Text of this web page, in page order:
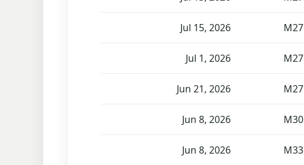
M27
Jul 15, 2026
M27
Jul 1, 2026
M27
Jun 21, 2026
M30
Jun 8, 2026
M33
Jun 8, 2026